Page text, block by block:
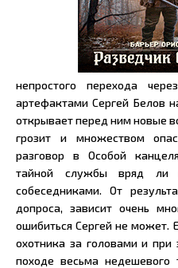
непростого перехода
артефактами Сергей Белов
открывает перед ним новые
грозит и множеством
разговор в Особой
тайной службы вряд ли
собеседниками. От
допроса, зависит очень
ошибиться Сергей не может.
охотника за головами и
походе весьма недешевого